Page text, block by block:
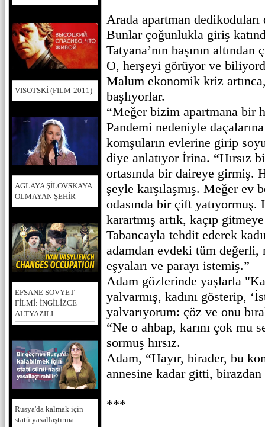
VISOTSKİ (FILM-2011)
AGLAYA ŞİLOVSKAYA:
OLMAYAN ŞEHİR
EFSANE SOVYET
FİLMİ: İNGİLİZCE
ALTYAZILI
Rusya'da kalmak için
statü yasallaştırma
Arada apartman
Bunlar çoğunlukla giriş
Tatyana’nın başının altından
O, herşeyi görüyor ve
Malum ekonomik kriz
başlıyorlar.
“Meğer bizim apartmana bir
Pandemi nedeniyle daçalarına
komşuların evlerine girip
diye anlatıyor İrina. “Hırsız
ortasında bir daireye girmiş.
şeyle karşılaşmış. Meğer ev
odasında bir çift yatıyormuş.
karartmış artık, kaçıp
Tabancayla tehdit ederek
adamdan evdeki tüm değerli,
eşyaları ve parayı istemiş.”
Adam gözlerinde yaşlarla
yalvarmış, kadını gösterip,
yalvarıyorum: çöz ve onu
“Ne o ahbap, karını çok mu
sormuş hırsız.
Adam, “Hayır, birader, bu
annesine kadar gitti,
***